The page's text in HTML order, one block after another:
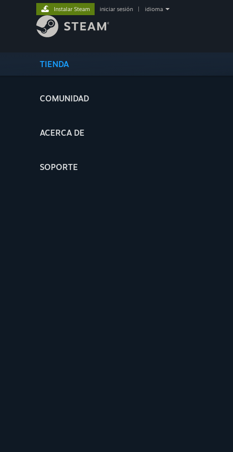
TIENDA
COMUNIDAD
ACERCA DE
SOPORTE
Instalar Steam iniciar sesión idioma